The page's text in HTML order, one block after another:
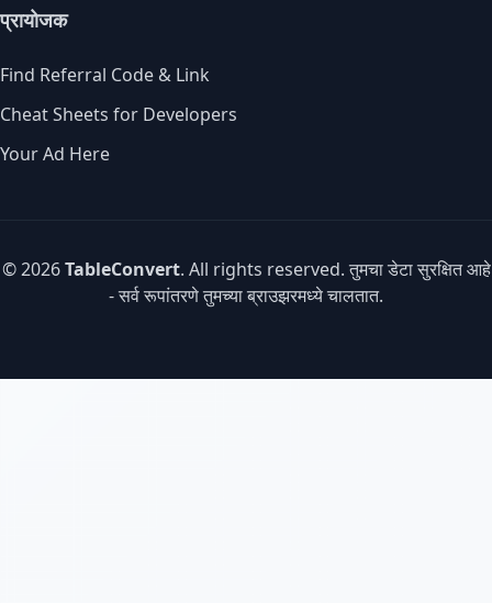
प्रायोजक
Find Referral Code & Link
Cheat Sheets for Developers
Your Ad Here
© 2026TableConvert. All rights reserved. तुमचा डेटा सुरक्षित आहे
- सर्व रूपांतरणे तुमच्या ब्राउझरमध्ये चालतात.